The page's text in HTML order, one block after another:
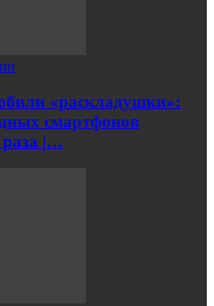
«раскладушки»:
смартфонов
раза |…